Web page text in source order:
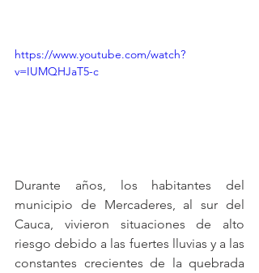
https://www.youtube.com/watch?
v=IUMQHJaT5-c
Durante años, los habitantes del
municipio de Mercaderes, al sur del
Cauca, vivieron situaciones de alto
riesgo debido a las fuertes lluvias y a las
constantes crecientes de la quebrada